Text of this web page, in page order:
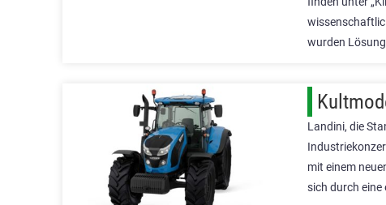
wurden
Landini, die
mit einem
sich durch eine